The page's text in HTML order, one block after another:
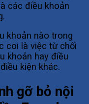
các điều khoản
khoản nào trong
coi là việc từ chối
khoản hay điều
kiện khác.
gỡ bỏ nội